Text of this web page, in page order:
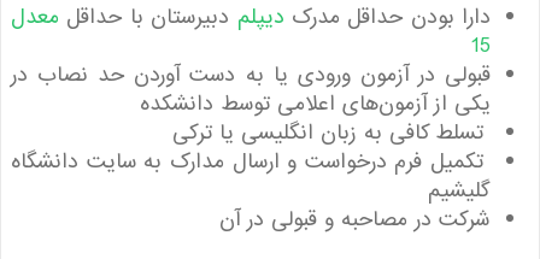
دارا بودن حداقل مدرکدیپلمدبیرستان با حداقلمعدل
قبولی در آزمون ورودی یا به دست آوردن حد نصاب در
یکی از آزمون‌های اعلامی توسط دانشکده
تسلط کافی به زبان انگلیسی یا ترکی
تکمیل فرم درخواست و ارسال مدارک به سایت دانشگاه
گلیشیم
شرکت در مصاحبه و قبولی در آن